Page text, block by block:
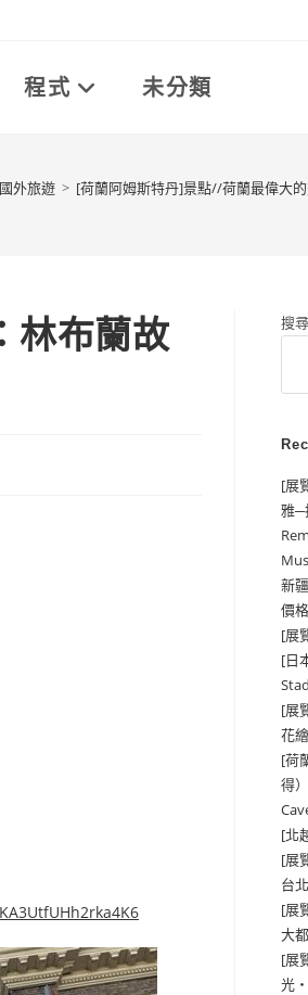
程式 未分類
國外旅遊 > [荷蘭阿姆斯特丹]景點//荷蘭最偉大
林布蘭故
搜尋
[展
雅─
新
價
[展
[日
[展
花
[荷
得
[北
[展
台
[展
大
[展
光